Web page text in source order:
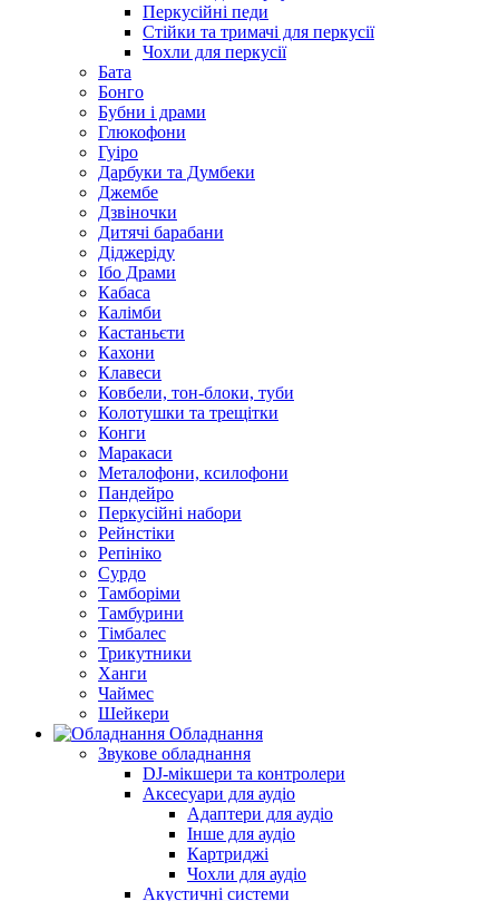
Перкусійні педи
Стійки та тримачі для перкусії
Чохли для перкусії
Бата
Бонго
Бубни і драми
Глюкофони
Гуіро
Дарбуки та Думбеки
Джембе
Дзвіночки
Дитячі барабани
Діджеріду
Ібо Драми
Кабаса
Калімби
Кастаньєти
Кахони
Клавеси
Ковбели, тон-блоки, туби
Колотушки та трещітки
Конги
Маракаси
Металофони, ксилофони
Пандейро
Перкусійні набори
Рейнстіки
Репініко
Сурдо
Тамборіми
Тамбурини
Тімбалес
Трикутники
Ханги
Чаймес
Шейкери
Обладнання
Звукове обладнання
DJ-мікшери та контролери
Аксесуари для аудіо
Адаптери для аудіо
Інше для аудіо
Картриджі
Чохли для аудіо
Акустичні системи